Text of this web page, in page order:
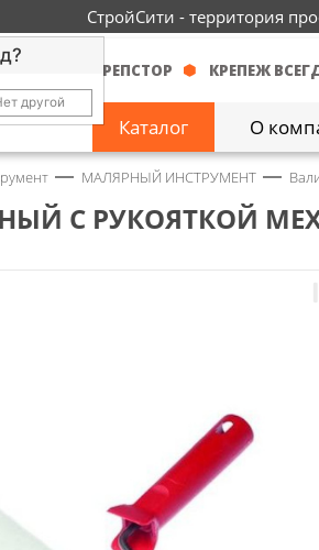
другой
СтройСити - территория
КРЕПСТОР КРЕПЕЖ
Каталог О
МАЛЯРНЫЙ ИНСТРУМЕНТ
С РУКОЯТКОЙ